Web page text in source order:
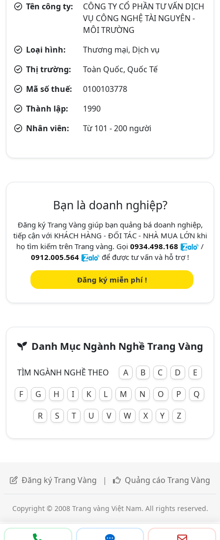
Tên công ty:
CÔNG TY CỔ PHẦN TƯ VẤN DỊCH
VỤ CÔNG NGHỆ TÀI NGUYÊN -
MÔI TRƯỜNG
Loại hình:
Thương mại, Dịch vụ
Thị trường:
Toàn Quốc, Quốc Tế
Mã số thuế:
0100103778
Thành lập:
1990
Nhân viên:
Từ 101 - 200 người
Bạn là doanh nghiệp?
Đăng ký Trang Vàng giúp bạn quảng bá doanh nghiệp,
tiếp cận với KHÁCH HÀNG - ĐỐI TÁC - NHÀ MUA LỚN khi
họ tìm kiếm trên Trang vàng. Gọi 0934.498.168
/
0912.005.564
để được tư vấn và hỗ trợ !
Đăng ký miễn phí !
Danh Mục Ngành Nghề Trang Vàng
TÌM NGÀNH NGHỀ THEO A B C D
E
F
G H I K L M N O P
Q
R
S T U V W X Y Z
Đăng ký Trang Vàng | Quảng cáo Trang Vàng
Copyright © 2008 Trang vàng Việt Nam. All rights reserved.